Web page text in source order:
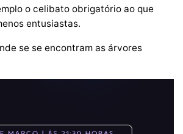
o celibato obrigatório ao que
entusiastas.
se se encontram as árvores